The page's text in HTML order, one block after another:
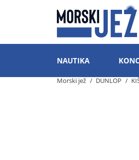
NAUTIKA
Morski jež DUNLOP